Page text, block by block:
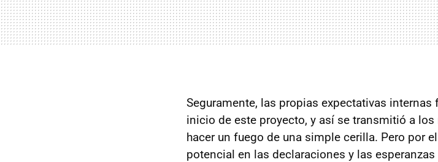
Seguramente, las propias expectativas
inicio de este proyecto, y así se transmitió a
hacer un fuego de una simple cerilla. Pero por
potencial en las declaraciones y las